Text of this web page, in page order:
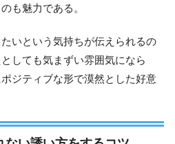
も魅力である。
いという気持ちが伝えられるの
しても気まずい雰囲気になら
ジティブな形で漠然とした好意